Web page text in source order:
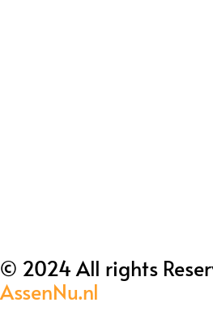
© 2024 All rights
AssenNu.nl